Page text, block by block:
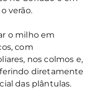
verão.
o milho em
com
nos colmos e,
diretamente
das plântulas.